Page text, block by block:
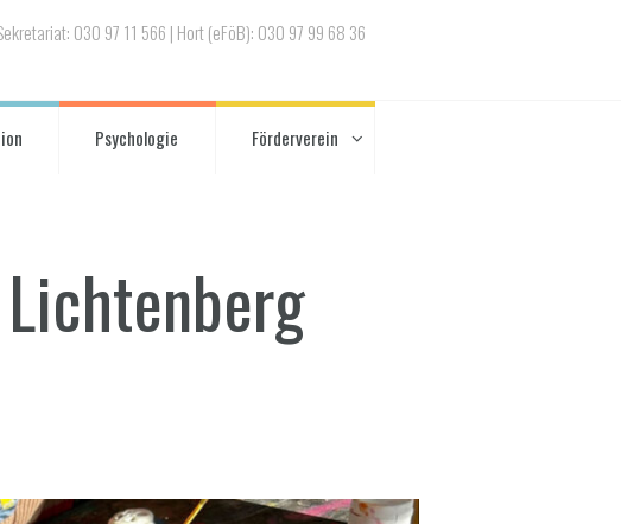
030 97 11 566 | Hort (eFöB): 030 97 99 68 36
Psychologie Förderverein